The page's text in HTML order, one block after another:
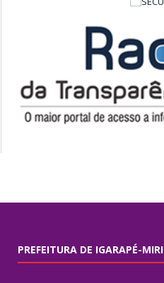
PREFEITURA DE IGARAPÉ-MIRI